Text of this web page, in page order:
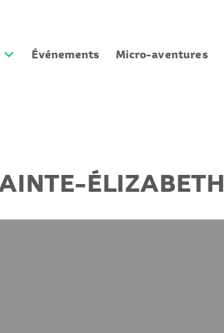
Événements Micro-aventures
ÉLIZABETH